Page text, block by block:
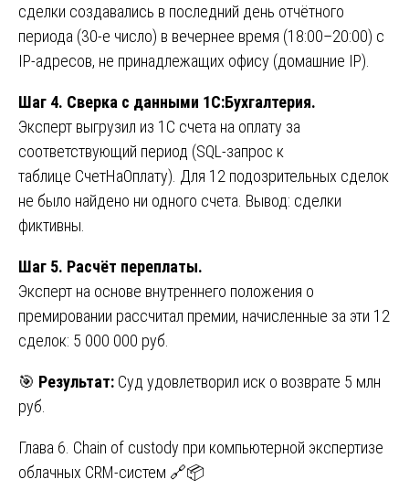
сделки создавались в последний день отчётного
периода (30-е число) в вечернее время (18:00–20:00) с
IP-адресов, не принадлежащих офису (домашние IP).
Шаг 4. Сверка с данными 1С:Бухгалтерия.
Эксперт выгрузил из 1С счета на оплату за
соответствующий период (SQL-запрос к
таблице СчетНаОплату). Для 12 подозрительных сделок
не было найдено ни одного счета. Вывод: сделки
фиктивны.
Шаг 5. Расчёт переплаты.
Эксперт на основе внутреннего положения о
премировании рассчитал премии, начисленные за эти 12
сделок: 5 000 000 руб.
🎯 Результат: Суд удовлетворил иск о возврате 5 млн
руб.
Глава 6. Chain of custody при компьютерной экспертизе
облачных CRM-систем 🔗📦